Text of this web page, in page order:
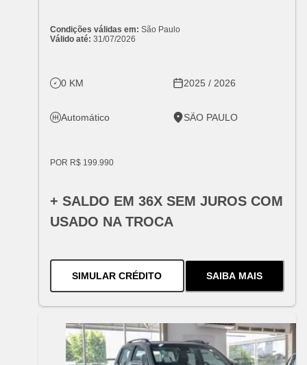
Condições válidas em: São Paulo
Válido até: 31/07/2026
0 KM 2025 / 2026
Automático SÃO PAULO
POR R$ 199.990
+ SALDO EM 36X SEM JUROS COM
USADO NA TROCA
SIMULAR CRÉDITOPARA O EQUINOX RS 2026
SAIBA MAIS
SOBRE